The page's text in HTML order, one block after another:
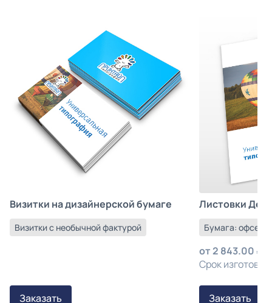
Визитки на дизайнерской бумаге
Визитки с необычной фактурой
Заказать
Листовки
Бумага:
от2 843.00
Срок
Заказать